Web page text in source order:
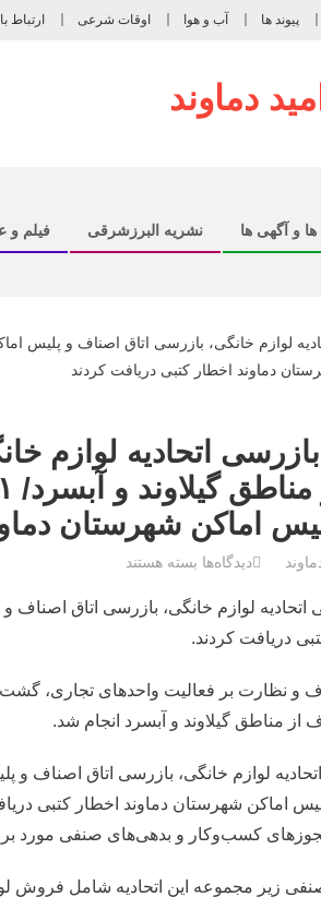
پیوند ها آب و هوا اوقات شرعی ارتباط
دماوند
فیلم نشریه البرزشرقی ها و آگهی ها
اتحادیه لوازم
اماکن شهرستان
دیدگاه‌ها ب
ا
ی
ش
ت
ش
ت
ر
ب
بسته هستند
دریافت کردند.
و نظارت بر فعالیت واحدهای تجاری، گشت
از مناطق گیلاوند و آبسرد انجام شد.
کسب‌وکار و بدهی‌های صنفی مورد